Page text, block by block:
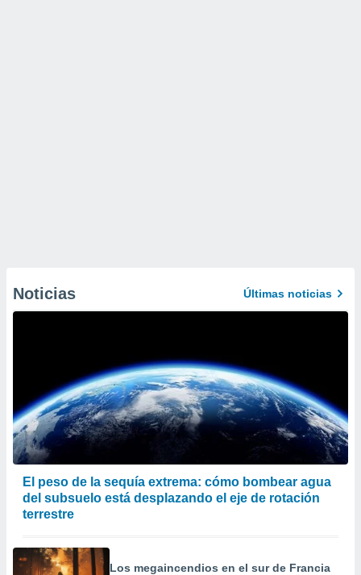
Noticias Últimas noticias
El peso de la sequía extrema: cómo bombear agua
del subsuelo está desplazando el eje de rotación
terrestre
Los megaincendios en el sur de Francia